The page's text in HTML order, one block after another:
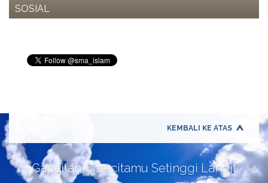
SOSIAL
KEMBALI KE ATAS
Gapailah Cita-citamu Setinggi Langit